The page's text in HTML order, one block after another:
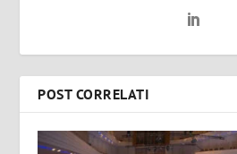
POST CORRELATI